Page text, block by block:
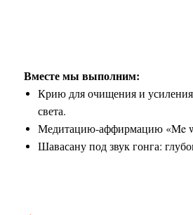
Вместе мы выполним:
Крию для очищения и
света.
Медитацию-аффирмацию «Me
Шавасану под звук гонга: